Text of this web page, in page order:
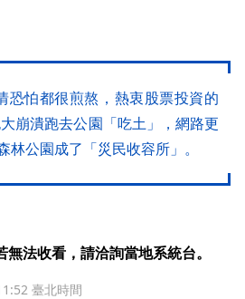
恐怕都很煎熬，熱衷股票投資的
崩潰跑去公園「吃土」，網路更
林公園成了「災民收容所」。
法收看，請洽詢當地系統台。
臺北時間